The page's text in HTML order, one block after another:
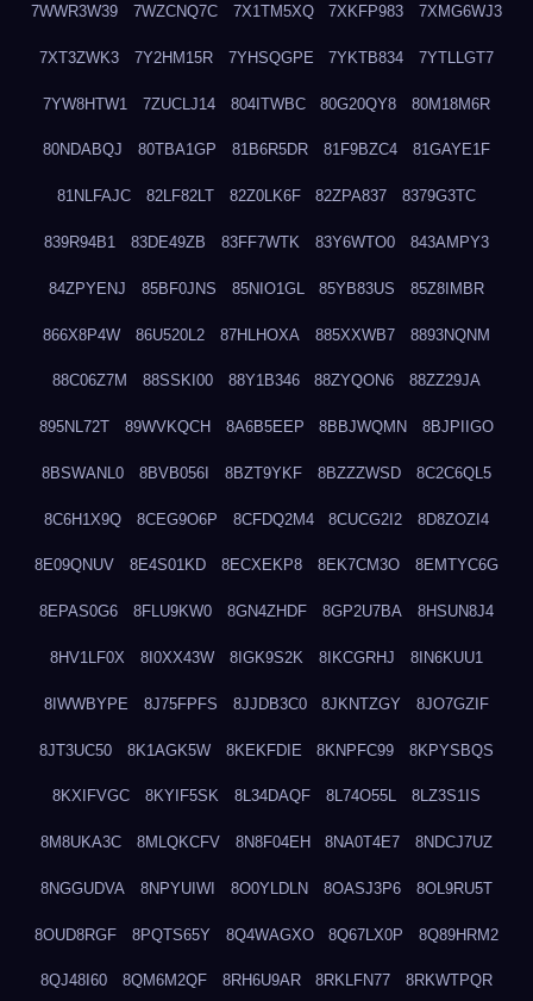
7WWR3W39 7WZCNQ7C 7X1TM5XQ 7XKFP983 7XMG6WJ3
7XT3ZWK3 7Y2HM15R 7YHSQGPE 7YKTB834 7YTLLGT7
7YW8HTW1 7ZUCLJ14 804ITWBC 80G20QY8 80M18M6R
80NDABQJ 80TBA1GP 81B6R5DR 81F9BZC4 81GAYE1F
81NLFAJC 82LF82LT 82Z0LK6F 82ZPA837 8379G3TC
839R94B1 83DE49ZB 83FF7WTK 83Y6WTO0 843AMPY3
84ZPYENJ 85BF0JNS 85NIO1GL 85YB83US 85Z8IMBR
866X8P4W 86U520L2 87HLHOXA 885XXWB7 8893NQNM
88C06Z7M 88SSKI00 88Y1B346 88ZYQON6 88ZZ29JA
895NL72T 89WVKQCH 8A6B5EEP 8BBJWQMN 8BJPIIGO
8BSWANL0 8BVB056I 8BZT9YKF 8BZZZWSD 8C2C6QL5
8C6H1X9Q 8CEG9O6P 8CFDQ2M4 8CUCG2I2 8D8ZOZI4
8E09QNUV 8E4S01KD 8ECXEKP8 8EK7CM3O 8EMTYC6G
8EPAS0G6 8FLU9KW0 8GN4ZHDF 8GP2U7BA 8HSUN8J4
8HV1LF0X 8I0XX43W 8IGK9S2K 8IKCGRHJ 8IN6KUU1
8IWWBYPE 8J75FPFS 8JJDB3C0 8JKNTZGY 8JO7GZIF
8JT3UC50 8K1AGK5W 8KEKFDIE 8KNPFC99 8KPYSBQS
8KXIFVGC 8KYIF5SK 8L34DAQF 8L74O55L 8LZ3S1IS
8M8UKA3C 8MLQKCFV 8N8F04EH 8NA0T4E7 8NDCJ7UZ
8NGGUDVA 8NPYUIWI 8O0YLDLN 8OASJ3P6 8OL9RU5T
8OUD8RGF 8PQTS65Y 8Q4WAGXO 8Q67LX0P 8Q89HRM2
8QJ48I60 8QM6M2QF 8RH6U9AR 8RKLFN77 8RKWTPQR